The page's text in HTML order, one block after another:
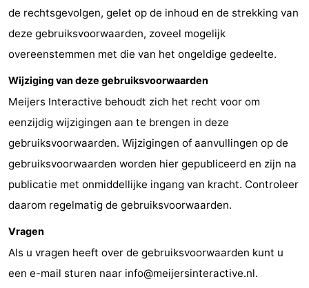
de rechtsgevolgen, gelet op de inhoud en de strekking van
deze gebruiksvoorwaarden, zoveel mogelijk
overeenstemmen met die van het ongeldige gedeelte.
Wijziging van deze gebruiksvoorwaarden
Meijers Interactive behoudt zich het recht voor om
eenzijdig wijzigingen aan te brengen in deze
gebruiksvoorwaarden. Wijzigingen of aanvullingen op de
gebruiksvoorwaarden worden hier gepubliceerd en zijn na
publicatie met onmiddellijke ingang van kracht. Controleer
daarom regelmatig de gebruiksvoorwaarden.
Vragen
Als u vragen heeft over de gebruiksvoorwaarden kunt u
een e-mail sturen naar info@meijersinteractive.nl.